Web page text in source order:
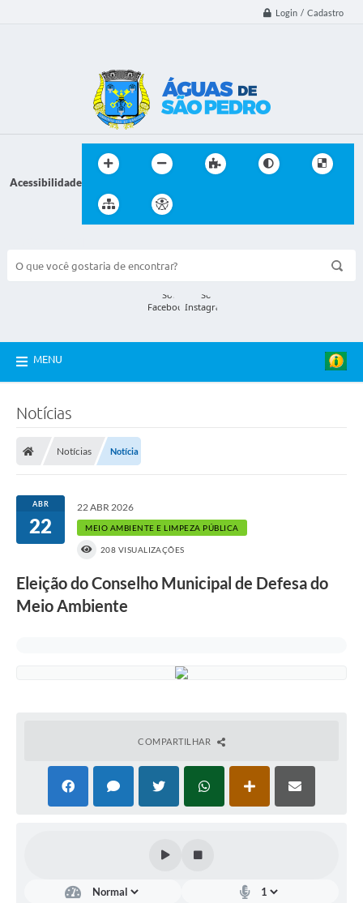
Login / Cadastro
Acessibilidade
MENU
Notícias
Notícias Notícia
ABR
22
22 ABR 2026
MEIO AMBIENTE E LIMPEZA PÚBLICA
208 VISUALIZAÇÕES
Eleição do Conselho Municipal de Defesa do
Meio Ambiente
COMPARTILHAR